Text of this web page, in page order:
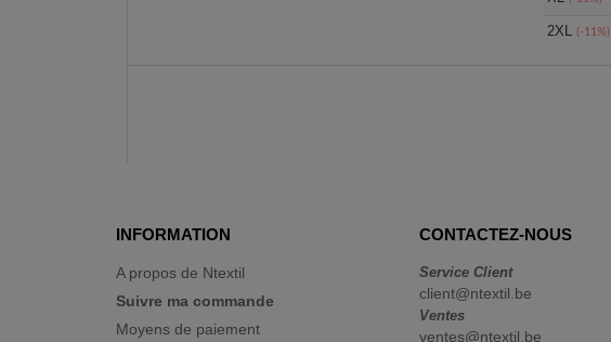
2XL(-11%)
INFORMATION
A propos de Ntextil
Suivre ma commande
Moyens de paiement
CONTACTEZ-NOUS
Service Client
client@ntextil.be
Ventes
ventes@ntextil.be